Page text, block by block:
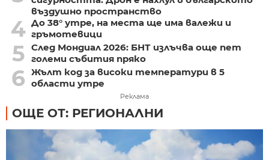
въздушно пространство
4 До 38° утре, на места ще има валежи и
гръмотевици
5 След Мондиал 2026: БНТ излъчва още пет
големи събития пряко
6 Жълт код за високи температури в 5
области утре
Реклама
ОЩЕ ОТ: РЕГИОНАЛНИ